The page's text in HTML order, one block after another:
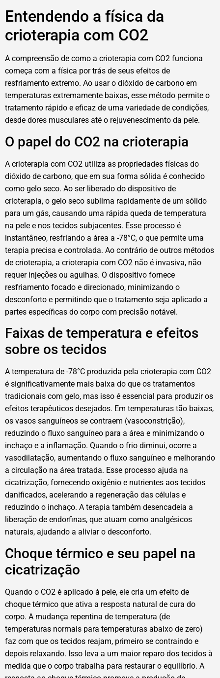
Entendendo a física da
crioterapia com CO2
A compreensão de como a crioterapia com CO2 funciona
começa com a física por trás de seus efeitos de
resfriamento extremo. Ao usar o dióxido de carbono em
temperaturas extremamente baixas, esse método permite o
tratamento rápido e eficaz de uma variedade de condições,
desde dores musculares até o rejuvenescimento da pele.
O papel do CO2 na crioterapia
A crioterapia com CO2 utiliza as propriedades físicas do
dióxido de carbono, que em sua forma sólida é conhecido
como gelo seco. Ao ser liberado do dispositivo de
crioterapia, o gelo seco sublima rapidamente de um sólido
para um gás, causando uma rápida queda de temperatura
na pele e nos tecidos subjacentes. Esse processo é
instantâneo, resfriando a área a -78°C, o que permite uma
terapia precisa e controlada. Ao contrário de outros métodos
de crioterapia, a crioterapia com CO2 não é invasiva, não
requer injeções ou agulhas. O dispositivo fornece
resfriamento focado e direcionado, minimizando o
desconforto e permitindo que o tratamento seja aplicado a
partes específicas do corpo com precisão notável.
Faixas de temperatura e efeitos
sobre os tecidos
A temperatura de -78°C produzida pela crioterapia com CO2
é significativamente mais baixa do que os tratamentos
tradicionais com gelo, mas isso é essencial para produzir os
efeitos terapêuticos desejados. Em temperaturas tão baixas,
os vasos sanguíneos se contraem (vasoconstrição),
reduzindo o fluxo sanguíneo para a área e minimizando o
inchaço e a inflamação. Quando o frio diminui, ocorre a
vasodilatação, aumentando o fluxo sanguíneo e melhorando
a circulação na área tratada. Esse processo ajuda na
cicatrização, fornecendo oxigênio e nutrientes aos tecidos
danificados, acelerando a regeneração das células e
reduzindo o inchaço. A terapia também desencadeia a
liberação de endorfinas, que atuam como analgésicos
naturais, ajudando a aliviar o desconforto.
Choque térmico e seu papel na
cicatrização
Quando o CO2 é aplicado à pele, ele cria um efeito de
choque térmico que ativa a resposta natural de cura do
corpo. A mudança repentina de temperatura (de
temperaturas normais para temperaturas abaixo de zero)
faz com que os tecidos reajam, primeiro se contraindo e
depois relaxando. Isso leva a um maior reparo dos tecidos à
medida que o corpo trabalha para restaurar o equilíbrio. A